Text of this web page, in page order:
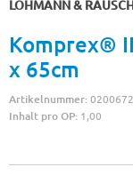
LOHMANN &
Komprex®
x 65cm
Artikelnummer:
Inhalt pro OP: 1,00